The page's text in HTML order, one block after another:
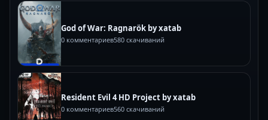
God of War: Ragnarök by xatab
0 комментариев580 скачиваний
Resident Evil 4 HD Project by xatab
0 комментариев560 скачиваний